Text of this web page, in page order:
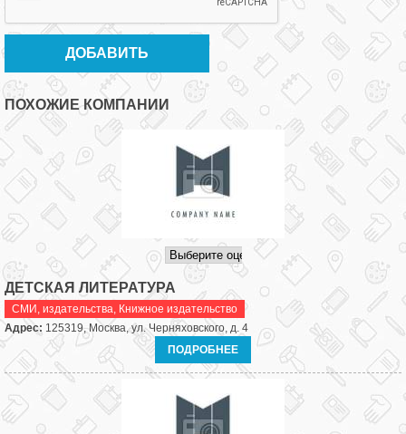
ПОХОЖИЕ КОМПАНИИ
ДЕТСКАЯ ЛИТЕРАТУРА
СМИ, издательства, Книжное издательство
Адрес: 125319, Москва, ул. Черняховского, д. 4
ПОДРОБНЕЕ